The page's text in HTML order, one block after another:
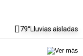
79°Lluvias aisladas